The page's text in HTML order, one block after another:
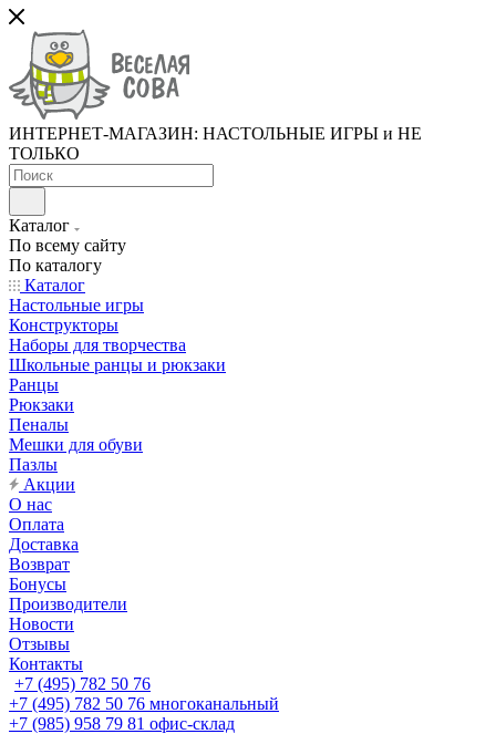
ИНТЕРНЕТ-МАГАЗИН: НАСТОЛЬНЫЕ ИГРЫ и НЕ
ТОЛЬКО
Каталог
По всему сайту
По каталогу
Каталог
Настольные игры
Конструкторы
Наборы для творчества
Школьные ранцы и рюкзаки
Ранцы
Рюкзаки
Пеналы
Мешки для обуви
Пазлы
Акции
О нас
Оплата
Доставка
Возврат
Бонусы
Производители
Новости
Отзывы
Контакты
+7 (495) 782 50 76
+7 (495) 782 50 76 многоканальный
+7 (985) 958 79 81 офис-склад